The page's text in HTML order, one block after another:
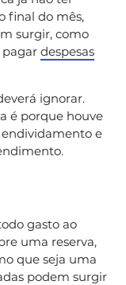
final do mês,
surgir, como
pagar despesas
ignorar.
é porque houve
endividamento e
gasto ao
uma reserva,
que seja uma
podem surgir